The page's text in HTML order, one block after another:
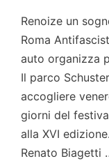
Renoize un
Roma
auto organizza
Il parco
accogliere
giorni del
alla XVI
Renato Biagetti